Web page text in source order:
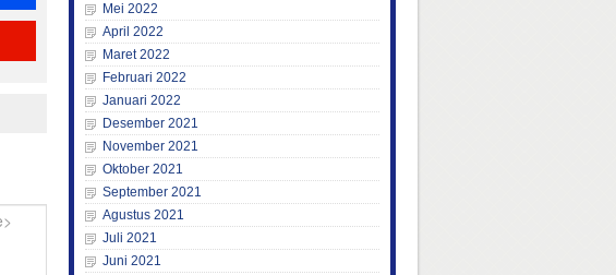
Mei 2022
April 2022
Maret 2022
Februari 2022
Januari 2022
Desember 2021
November 2021
Oktober 2021
September 2021
Agustus 2021
Juli 2021
Juni 2021